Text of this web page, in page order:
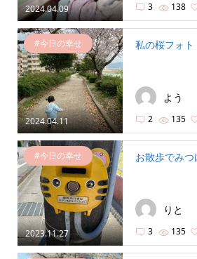
2024.04.09 3 138
2024.04.11
#今日の幸せ 私の桜フォト
よう
2 135
2023.11.27
#今日の幸せ お散歩でみつ
りと
3 135